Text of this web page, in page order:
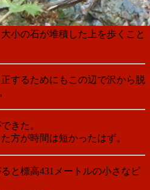
小の石が堆積した上を歩くこと
するためにもこの辺で沢から脱
きた。
方が時間は短かったはず。
と標高431メートルの小さなピ